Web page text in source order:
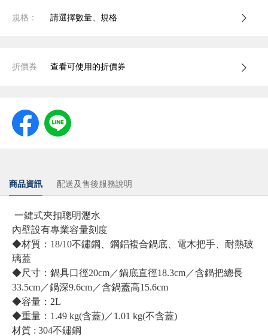
規格： 請選擇數量、規格
折價券 查看可使用的折價券
商品資訊 配送及售後服務說明
一鍵式夾扣聰明瀝水
內壁設有專業容量刻度
◆材質：18/10不鏽鋼、鋼鋁複合鍋底、電木把手、耐熱玻
璃蓋
◆尺寸：鍋具口徑20cm／鍋底直徑18.3cm／含鍋把總長
33.5cm／鍋深9.6cm／含鍋蓋高15.6cm
◆容量：2L
◆重量：1.49 kg(含蓋)／1.01 kg(不含蓋)
材質 : 304不鏽鋼